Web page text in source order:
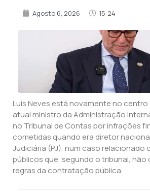
Agosto 6, 2026 15:24
Luís Neves está novamente no centro
atual ministro da Administração
no Tribunal de Contas por infrações
cometidas quando era diretor
Judiciária (PJ), num caso
públicos que, segundo o tribunal, não
regras da contratação pública.